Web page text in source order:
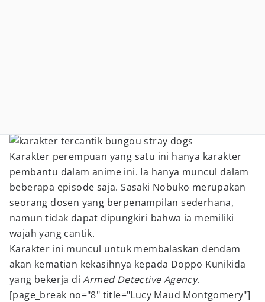
Karakter perempuan yang satu ini hanya karakter
pembantu dalam anime ini. Ia hanya muncul dalam
beberapa episode saja. Sasaki Nobuko merupakan
seorang dosen yang berpenampilan sederhana,
namun tidak dapat dipungkiri bahwa ia memiliki
wajah yang cantik.
Karakter ini muncul untuk membalaskan dendam
akan kematian kekasihnya kepada Doppo Kunikida
yang bekerja diArmed Detective Agency.
[page_break no="8" title="Lucy Maud Montgomery"]